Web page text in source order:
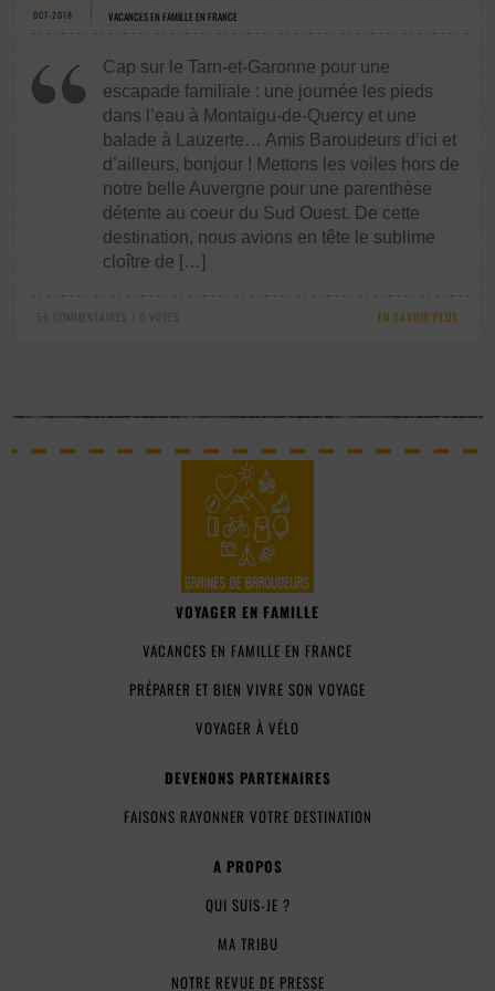
OCT-2018 VACANCES EN FAMILLE EN FRANCE
Cap sur le Tarn-et-Garonne pour une
escapade familiale : une journée les pieds
dans l’eau à Montaigu-de-Quercy et une
balade à Lauzerte… Amis Baroudeurs d’ici et
d’ailleurs, bonjour ! Mettons les voiles hors de
notre belle Auvergne pour une parenthèse
détente au coeur du Sud Ouest. De cette
destination, nous avions en tête le sublime
cloître de […]
56 COMMENTAIRES / 0 VOTES EN SAVOIR PLUS
VOYAGER EN FAMILLE
VACANCES EN FAMILLE EN FRANCE
PRÉPARER ET BIEN VIVRE SON VOYAGE
VOYAGER À VÉLO
DEVENONS PARTENAIRES
FAISONS RAYONNER VOTRE DESTINATION
A PROPOS
QUI SUIS-JE ?
MA TRIBU
NOTRE REVUE DE PRESSE